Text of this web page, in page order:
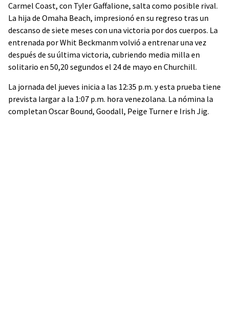
Carmel Coast, con Tyler Gaffalione, salta como posible rival.
La hija de Omaha Beach, impresionó en su regreso tras un
descanso de siete meses con una victoria por dos cuerpos. La
entrenada por Whit Beckmanm volvió a entrenar una vez
después de su última victoria, cubriendo media milla en
solitario en 50,20 segundos el 24 de mayo en Churchill.
La jornada del jueves inicia a las 12:35 p.m. y esta prueba tiene
prevista largar a la 1:07 p.m. hora venezolana. La nómina la
completan Oscar Bound, Goodall, Peige Turner e Irish Jig.